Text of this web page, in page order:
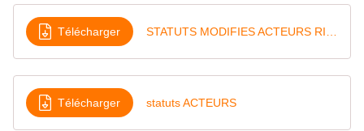
Télécharger
Télécharger statuts ACTEURS